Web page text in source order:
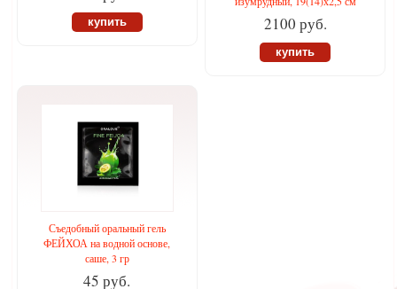
купить 2100 руб.
купить
Съедобный оральный гель
ФЕЙХОА на водной основе,
саше, 3 гр
45 руб.